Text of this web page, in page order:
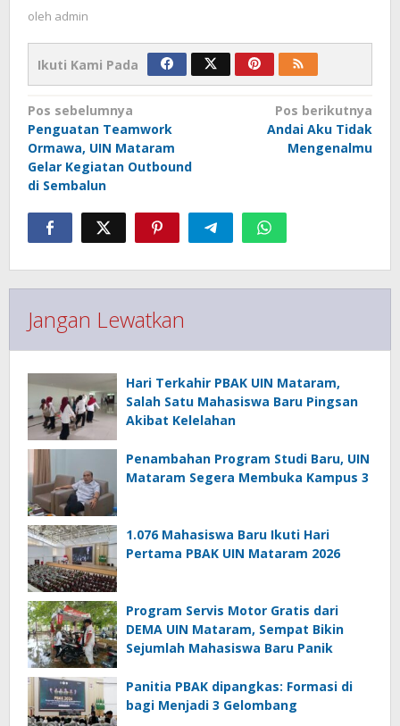
oleh admin
Ikuti Kami Pada
Navigasi
pos
Pos sebelumnya
Penguatan Teamwork
Ormawa, UIN Mataram
Gelar Kegiatan Outbound
di Sembalun
Pos berikutnya
Andai Aku Tidak
Mengenalmu
Jangan Lewatkan
Hari Terkahir PBAK UIN Mataram,
Salah Satu Mahasiswa Baru Pingsan
Akibat Kelelahan
Penambahan Program Studi Baru, UIN
Mataram Segera Membuka Kampus 3
1.076 Mahasiswa Baru Ikuti Hari
Pertama PBAK UIN Mataram 2026
Program Servis Motor Gratis dari
DEMA UIN Mataram, Sempat Bikin
Sejumlah Mahasiswa Baru Panik
Panitia PBAK dipangkas: Formasi di
bagi Menjadi 3 Gelombang